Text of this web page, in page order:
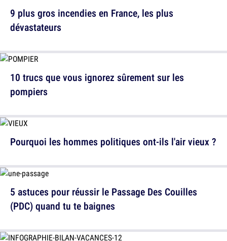
10 trucs que vous ignorez sûrement sur les
pompiers
5 astuces pour réussir le Passage Des Couilles
(PDC) quand tu te baignes
9 plus gros incendies en France, les plus
dévastateurs
Pourquoi les hommes politiques ont-ils l'air vieux ?